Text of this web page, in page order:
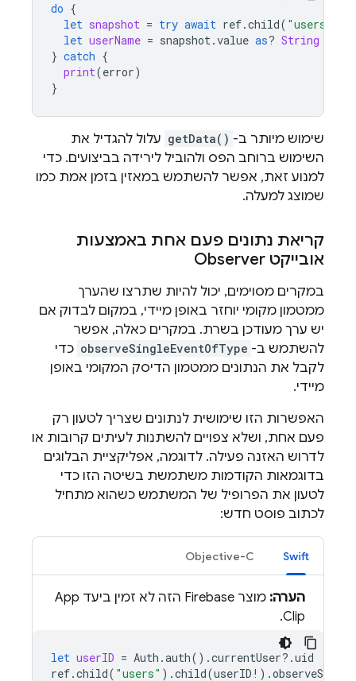
do {
let snapshot = try await ref.child( "users/
let userName = snapshot.value as? String
} catch {
print(error)
}
שימוש מיותר ב- getData() עלול להגדיל את
השימוש ברוחב הפס ולהוביל לירידה בביצועים. כדי
למנוע זאת, אפשר להשתמש במאזין בזמן אמת כמו
שמוצג למעלה.
קריאת נתונים פעם אחת באמצעות
אובייקט Observer
במקרים מסוימים, יכול להיות שתרצו שהערך
ממטמון מקומי יוחזר באופן מיידי, במקום לבדוק אם
יש ערך מעודכן בשרת. במקרים כאלה, אפשר
להשתמש ב- observeSingleEventOfType כדי
לקבל את הנתונים ממטמון הדיסק המקומי באופן
מיידי.
האפשרות הזו שימושית לנתונים שצריך לטעון רק
פעם אחת, ושלא צפויים להשתנות לעיתים קרובות או
לדרוש האזנה פעילה. לדוגמה, אפליקציית הבלוגים
בדוגמאות הקודמות משתמשת בשיטה הזו כדי
לטעון את הפרופיל של המשתמש כשהוא מתחיל
לכתוב פוסט חדש:
Swift
Objective-C
הערה:
מוצר Firebase הזה לא זמין ביעד App
Clip.
let userID = Auth .auth().currentUser?.uid
ref.child( "users" ).child(userID !).